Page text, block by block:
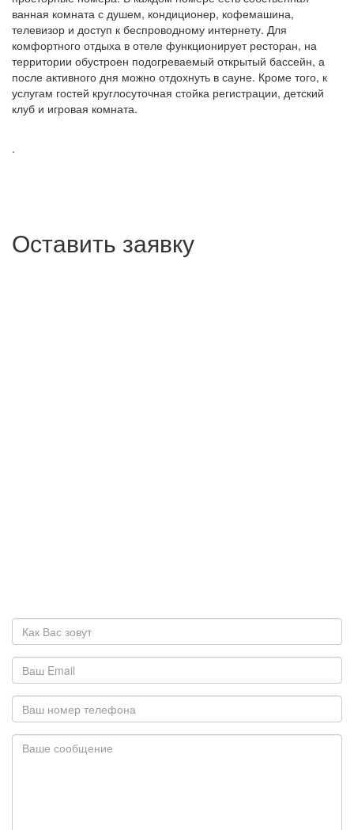
ванная комната с душем, кондиционер, кофемашина,
телевизор и доступ к беспроводному интернету. Для
комфортного отдыха в отеле функционирует ресторан, на
территории обустроен подогреваемый открытый бассейн, а
после активного дня можно отдохнуть в сауне. Кроме того, к
услугам гостей круглосуточная стойка регистрации, детский
клуб и игровая комната.
.
Оставить заявку